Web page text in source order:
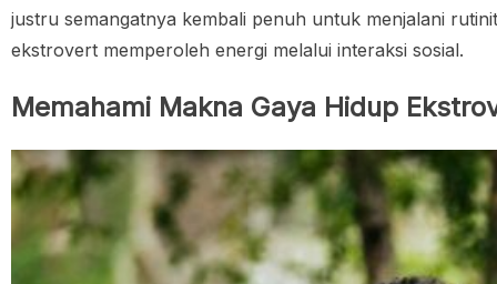
justru semangatnya kembali penuh untuk menjalani
ekstrovert memperoleh energi melalui interaksi sosial.
Memahami Makna Gaya Hidup